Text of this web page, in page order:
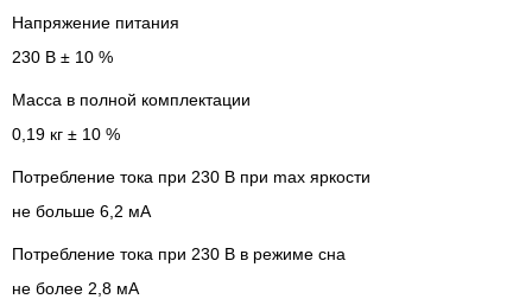
Напряжение питания
230 В ± 10 %
Масса в полной комплектации
0,19 кг ± 10 %
Потребление тока при 230 В при max яркости
не больше 6,2 мА
Потребление тока при 230 В в режиме сна
не более 2,8 мА